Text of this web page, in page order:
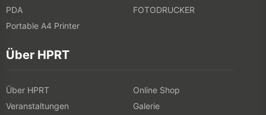
PDA
FOTODRUCKER
Portable A4 Printer
Über HPRT
Über HPRT
Online Shop
Veranstaltungen
Galerie